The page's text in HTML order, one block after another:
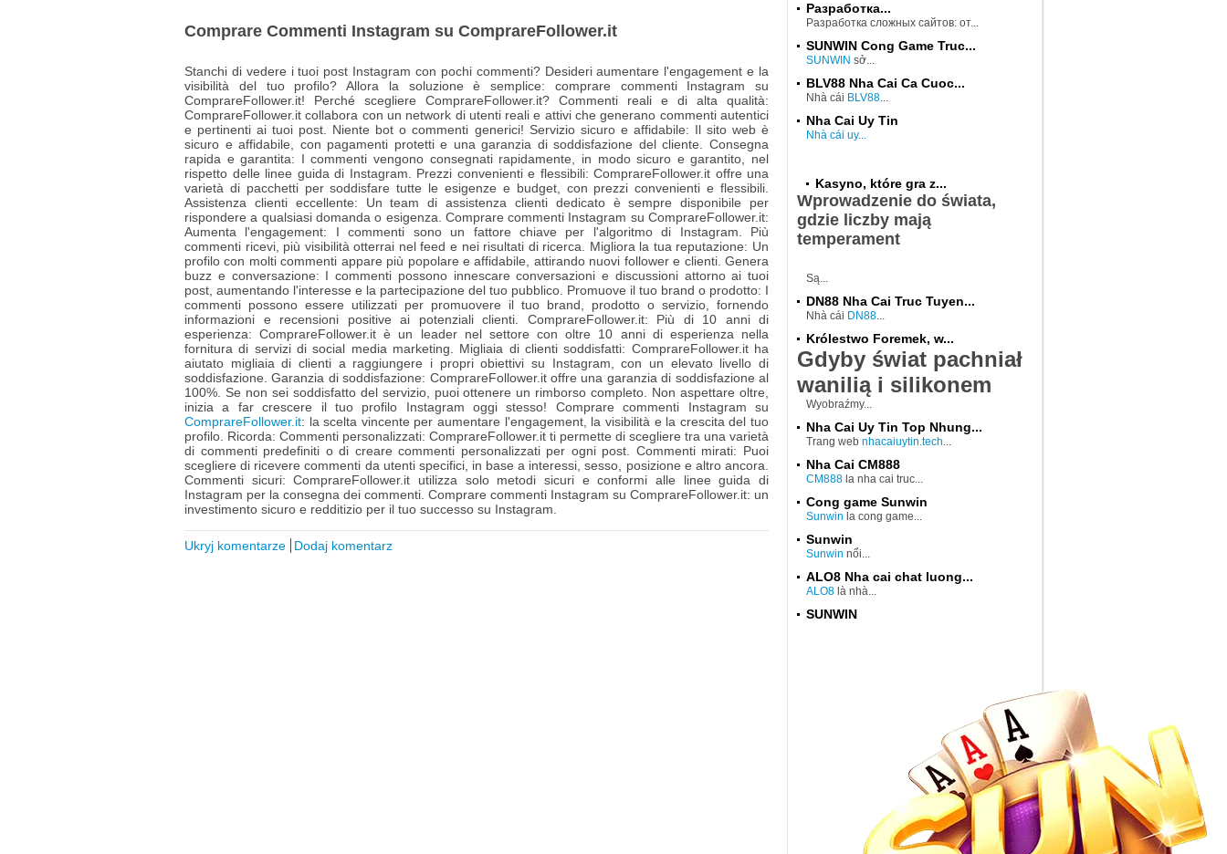
Comprare Commenti Instagram su ComprareFollower.it
Stanchi di vedere i tuoi post Instagram con pochi commenti? Desideri aumentare l'engagement e la
visibilità del tuo profilo? Allora la soluzione è semplice: comprare commenti Instagram su
ComprareFollower.it! Perché scegliere ComprareFollower.it? Commenti reali e di alta qualità:
ComprareFollower.it collabora con un network di utenti reali e attivi che generano commenti autentici
e pertinenti ai tuoi post. Niente bot o commenti generici! Servizio sicuro e affidabile: Il sito web è
sicuro e affidabile, con pagamenti protetti e una garanzia di soddisfazione del cliente. Consegna
rapida e garantita: I commenti vengono consegnati rapidamente, in modo sicuro e garantito, nel
rispetto delle linee guida di Instagram. Prezzi convenienti e flessibili: ComprareFollower.it offre una
varietà di pacchetti per soddisfare tutte le esigenze e budget, con prezzi convenienti e flessibili.
Assistenza clienti eccellente: Un team di assistenza clienti dedicato è sempre disponibile per
rispondere a qualsiasi domanda o esigenza. Comprare commenti Instagram su ComprareFollower.it:
Aumenta l'engagement: I commenti sono un fattore chiave per l'algoritmo di Instagram. Più
commenti ricevi, più visibilità otterrai nel feed e nei risultati di ricerca. Migliora la tua reputazione: Un
profilo con molti commenti appare più popolare e affidabile, attirando nuovi follower e clienti. Genera
buzz e conversazione: I commenti possono innescare conversazioni e discussioni attorno ai tuoi
post, aumentando l'interesse e la partecipazione del tuo pubblico. Promuove il tuo brand o prodotto: I
commenti possono essere utilizzati per promuovere il tuo brand, prodotto o servizio, fornendo
informazioni e recensioni positive ai potenziali clienti. ComprareFollower.it: Più di 10 anni di
esperienza: ComprareFollower.it è un leader nel settore con oltre 10 anni di esperienza nella
fornitura di servizi di social media marketing. Migliaia di clienti soddisfatti: ComprareFollower.it ha
aiutato migliaia di clienti a raggiungere i propri obiettivi su Instagram, con un elevato livello di
soddisfazione. Garanzia di soddisfazione: ComprareFollower.it offre una garanzia di soddisfazione al
100%. Se non sei soddisfatto del servizio, puoi ottenere un rimborso completo. Non aspettare oltre,
inizia a far crescere il tuo profilo Instagram oggi stesso! Comprare commenti Instagram su
ComprareFollower.it: la scelta vincente per aumentare l'engagement, la visibilità e la crescita del tuo
profilo. Ricorda: Commenti personalizzati: ComprareFollower.it ti permette di scegliere tra una varietà
di commenti predefiniti o di creare commenti personalizzati per ogni post. Commenti mirati: Puoi
scegliere di ricevere commenti da utenti specifici, in base a interessi, sesso, posizione e altro ancora.
Commenti sicuri: ComprareFollower.it utilizza solo metodi sicuri e conformi alle linee guida di
Instagram per la consegna dei commenti. Comprare commenti Instagram su ComprareFollower.it: un
investimento sicuro e redditizio per il tuo successo su Instagram.
Ukryj komentarze Dodaj komentarz
Разработка...
Разработка сложных сайтов: от...
SUNWIN Cong Game Truc...
SUNWIN sở...
BLV88 Nha Cai Ca Cuoc...
Nhà cái BLV88...
Nha Cai Uy Tin
Nhà cái uy...
Kasyno, które gra z...
Wprowadzenie do świata,
gdzie liczby mają
temperament
Są...
DN88 Nha Cai Truc Tuyen...
Nhà cái DN88...
Królestwo Foremek, w...
Gdyby świat pachniał
wanilią i silikonem
Wyobraźmy...
Nha Cai Uy Tin Top Nhung...
Trang web nhacaiuytin.tech...
Nha Cai CM888
CM888 la nha cai truc...
Cong game Sunwin
Sunwin la cong game...
Sunwin
Sunwin nổi...
ALO8 Nha cai chat luong...
ALO8 là nhà...
SUNWIN